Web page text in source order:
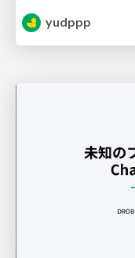
yudppp